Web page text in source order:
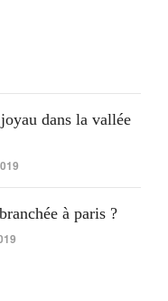
dans la vallée
à paris ?